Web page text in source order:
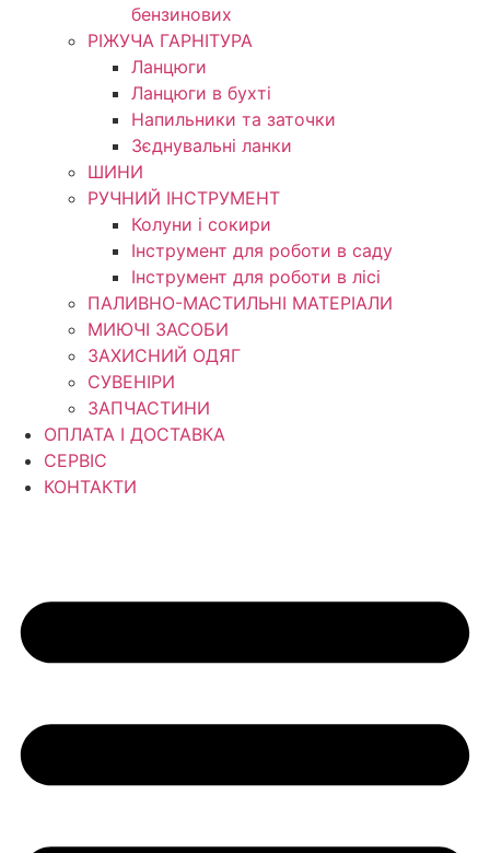
бензинових
РІЖУЧА ГАРНІТУРА
Ланцюги
Ланцюги в бухті
Напильники та заточки
Зєднувальні ланки
ШИНИ
РУЧНИЙ ІНСТРУМЕНТ
Колуни і сокири
Інструмент для роботи в саду
Інструмент для роботи в лісі
ПАЛИВНО-МАСТИЛЬНІ МАТЕРІАЛИ
МИЮЧІ ЗАСОБИ
ЗАХИСНИЙ ОДЯГ
СУВЕНІРИ
ЗАПЧАСТИНИ
ОПЛАТА І ДОСТАВКА
СЕРВІС
КОНТАКТИ